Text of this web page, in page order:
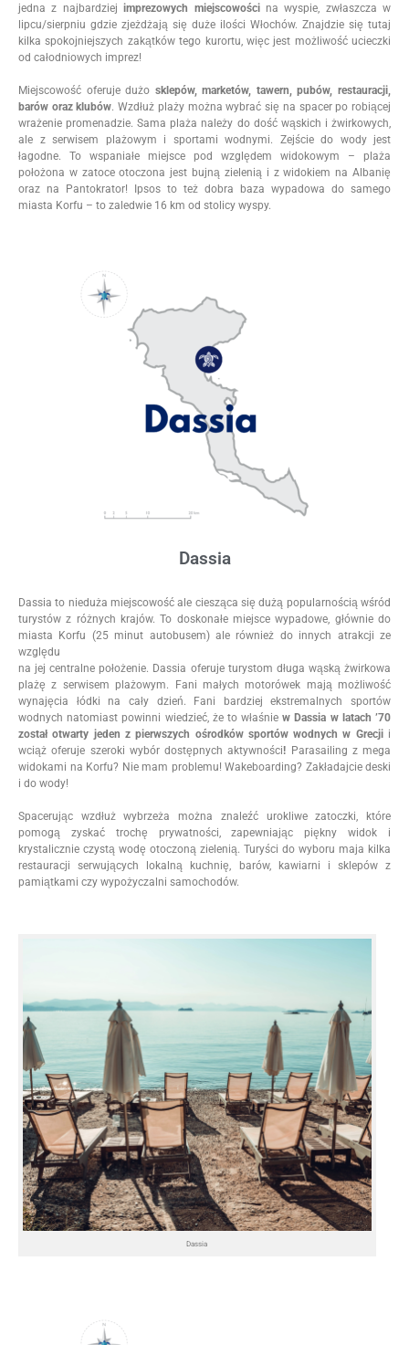
jedna z najbardziejimprezowych miejscowościna wyspie, zwłaszcza w
lipcu/sierpniu gdzie zjeżdżają się duże ilości Włochów. Znajdzie się tutaj
kilka spokojniejszych zakątków tego kurortu, więc jest możliwość ucieczki
od całodniowych imprez!
Miejscowość oferuje dużo sklepów, marketów, tawern, pubów, restauracji,
barów oraz klubów. Wzdłuż plaży można wybrać się na spacer po robiącej
wrażenie promenadzie. Sama plaża należy do dość wąskich i żwirkowych,
ale z serwisem plażowym i sportami wodnymi. Zejście do wody jest
łagodne. To wspaniałe miejsce pod względem widokowym – plaża
położona w zatoce otoczona jest bujną zielenią i z widokiem na Albanię
oraz na Pantokrator! Ipsos to też dobra baza wypadowa do samego
miasta Korfu – to zaledwie 16 km od stolicy wyspy.
Dassia
Dassia to nieduża miejscowość ale ciesząca się dużą popularnością wśród
turystów z różnych krajów. To doskonałe miejsce wypadowe, głównie do
miasta Korfu (25 minut autobusem) ale również do innych atrakcji ze
względu
na jej centralne położenie. Dassia oferuje turystom długa wąską żwirkowa
plażę z serwisem plażowym. Fani małych motorówek mają możliwość
wynajęcia łódki na cały dzień. Fani bardziej ekstremalnych sportów
wodnych natomiast powinni wiedzieć, że to właśniew Dassia w latach ’70
został otwarty jeden z pierwszych ośrodków sportów wodnych w Grecjii
wciąż oferuje szeroki wybór dostępnych aktywności! Parasailing z mega
widokami na Korfu? Nie mam problemu! Wakeboarding? Zakładajcie deski
i do wody!
Spacerując wzdłuż wybrzeża można znaleźć urokliwe zatoczki, które
pomogą zyskać trochę prywatności, zapewniając piękny widok i
krystalicznie czystą wodę otoczoną zielenią. Turyści do wyboru maja kilka
restauracji serwujących lokalną kuchnię, barów, kawiarni i sklepów z
pamiątkami czy wypożyczalni samochodów.
Dassia